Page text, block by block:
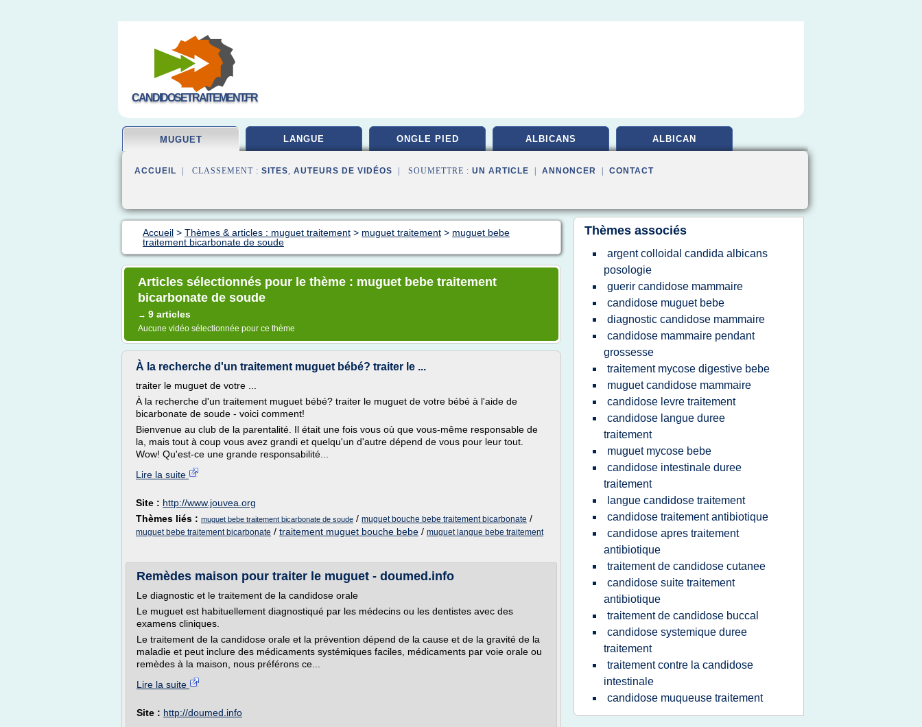
CANDIDOSETRAITEMENT.FR
MUGUET LANGUE ONGLE PIED ALBICANS ALBICAN
ACCUEIL | CLASSEMENT : SITES, AUTEURS DE VIDÉOS | SOUMETTRE : UN ARTICLE ANNONCER CONTACT
Accueil > Thèmes & articles : muguet traitement > muguet traitement > muguet bebe
traitement bicarbonate de soude
Articles sélectionnés pour le thème : muguet bebe traitement
bicarbonate de soude
→ 9 articles
Aucune vidéo sélectionnée pour ce thème
À la recherche d'un traitement muguet bébé? traiter le ...
traiter le muguet de votre ...
À la recherche d'un traitement muguet bébé? traiter le muguet de votre bébé à l'aide de
bicarbonate de soude - voici comment!
Bienvenue au club de la parentalité. Il était une fois vous où que vous-même responsable de
la, mais tout à coup vous avez grandi et quelqu'un d'autre dépend de vous pour leur tout.
Wow! Qu'est-ce une grande responsabilité...
Lire la suite
Site : http://www.jouvea.org
Thèmes liés : muguet bebe traitement bicarbonate de soude / muguet bouche bebe traitement bicarbonate /
muguet bebe traitement bicarbonate / traitement muguet bouche bebe / muguet langue bebe traitement
Remèdes maison pour traiter le muguet - doumed.info
Le diagnostic et le traitement de la candidose orale
Le muguet est habituellement diagnostiqué par les médecins ou les dentistes avec des
examens cliniques.
Le traitement de la candidose orale et la prévention dépend de la cause et de la gravité de la
maladie et peut inclure des médicaments systémiques faciles, médicaments par voie orale ou
remèdes à la maison, nous préférons ce...
Lire la suite
Site : http://doumed.info
Thèmes associés
argent colloidal candida albicans
posologie
guerir candidose mammaire
candidose muguet bebe
diagnostic candidose mammaire
candidose mammaire pendant
grossesse
traitement mycose digestive bebe
muguet candidose mammaire
candidose levre traitement
candidose langue duree
traitement
muguet mycose bebe
candidose intestinale duree
traitement
langue candidose traitement
candidose traitement antibiotique
candidose apres traitement
antibiotique
traitement de candidose cutanee
candidose suite traitement
antibiotique
traitement de candidose buccal
candidose systemique duree
traitement
traitement contre la candidose
intestinale
candidose muqueuse traitement